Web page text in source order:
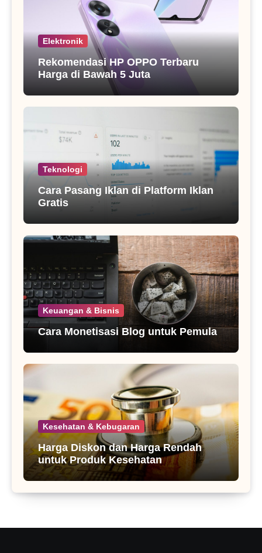
Elektronik
Rekomendasi HP OPPO Terbaru
Harga di Bawah 5 Juta
Teknologi
Cara Pasang Iklan di Platform Iklan
Gratis
Keuangan & Bisnis
Cara Monetisasi Blog untuk Pemula
Kesehatan & Kebugaran
Harga Diskon dan Harga Rendah
untuk Produk Kesehatan